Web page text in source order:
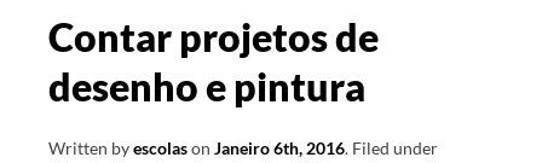
Contar projetos de
desenho e pintura
Written byescolason Janeiro 6th, 2016. Filed under